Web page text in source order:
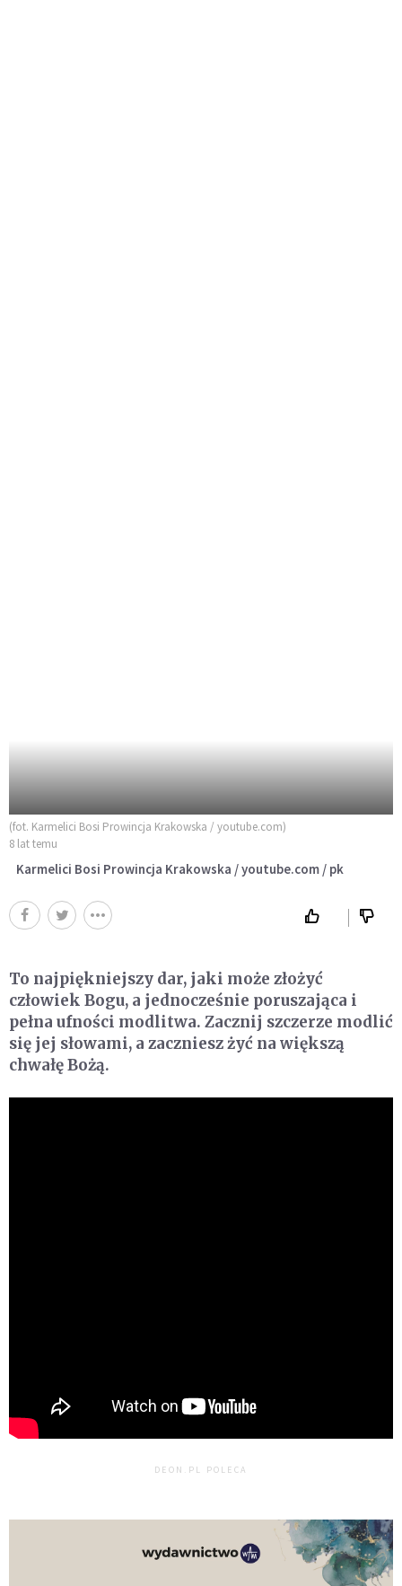
(fot. Karmelici Bosi Prowincja Krakowska / youtube.com)
8 lat temu
Karmelici Bosi Prowincja Krakowska / youtube.com / pk
To najpiękniejszy dar, jaki może złożyć
człowiek Bogu, a jednocześnie poruszająca i
pełna ufności modlitwa. Zacznij szczerze modlić
się jej słowami, a zaczniesz żyć na większą
chwałę Bożą.
DEON.PL POLECA